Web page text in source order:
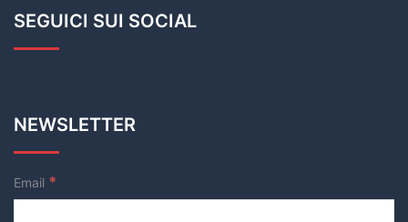
SEGUICI SUI SOCIAL
NEWSLETTER
Email *